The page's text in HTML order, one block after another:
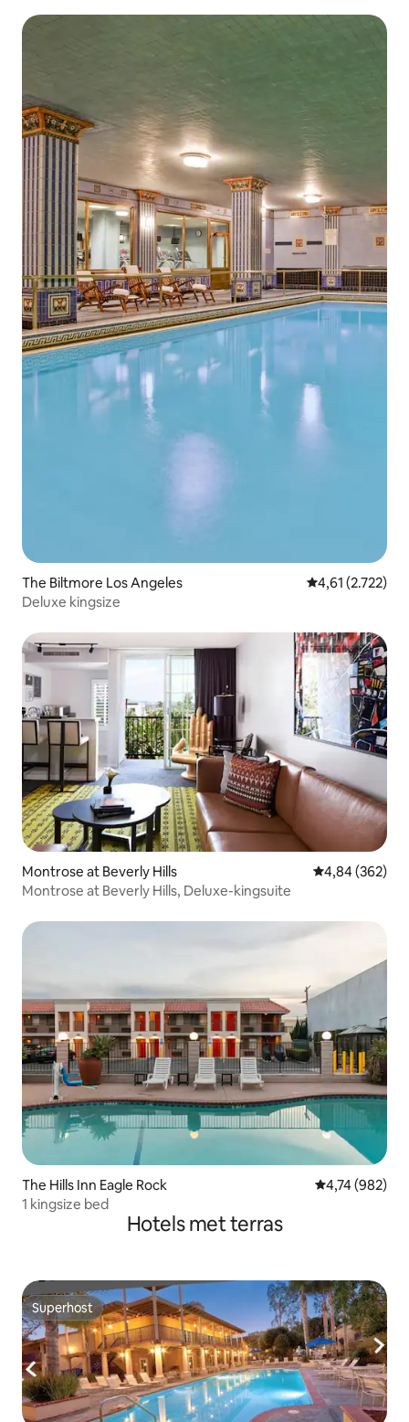
The Biltmore Los Angeles Gemiddelde
4,61 (2.722)
Deluxe kingsize
Montrose at Beverly Hills Gemiddelde
4,84 (362)
Montrose at Beverly Hills, Deluxe-kingsuite
The Hills Inn Eagle Rock Gemiddelde
4,74 (982)
1 kingsize bed
Hotels met terras
Superhost
Superhost